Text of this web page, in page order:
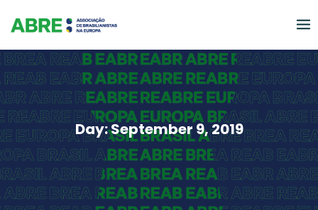
Day:September 9, 2019